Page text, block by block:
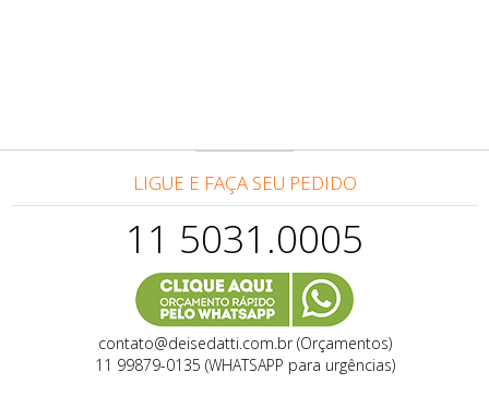
LIGUE E FAÇA SEU PEDIDO
11 5031.0005
contato@deisedatti.com.br (Orçamentos)
11 99879-0135 (WHATSAPP para urgências)